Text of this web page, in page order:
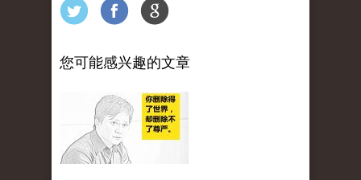
您可能感兴趣的文章